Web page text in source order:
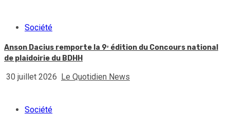
Société
Anson Dacius remporte la 9ᵉ édition du Concours national
de plaidoirie du BDHH
30 juillet 2026 Le Quotidien News
Société